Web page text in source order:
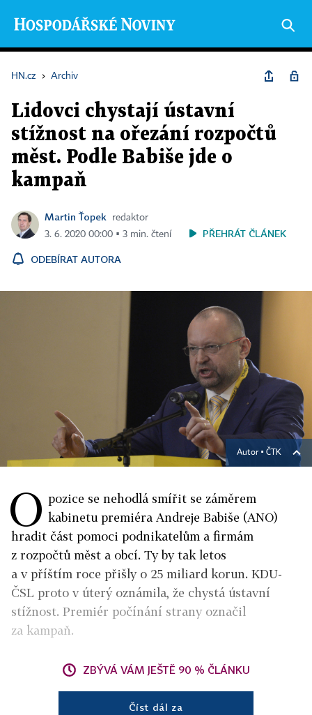
HN.cz › Archiv
Lidovci chystají ústavní
stížnost na ořezání rozpočtů
měst. Podle Babiše jde o
kampaň
Martin Ťopek
redaktor
3. 6. 2020 00:00 ▪ 3 min. čtení
PŘEHRÁT ČLÁNEK
ODEBÍRAT AUTORA
Autor ▪ ČTK
O pozice se nehodlá smířit se záměrem
kabinetu premiéra Andreje Babiše (ANO)
hradit část pomoci podnikatelům a firmám
z rozpočtů měst a obcí. Ty by tak letos
a v příštím roce přišly o 25 miliard korun. KDU-
ČSL proto v úterý oznámila, že chystá ústavní
stížnost. Premiér počínání strany označil
za kampaň.
ZBÝVÁ VÁM JEŠTĚ 90 % ČLÁNKU
Číst dál za